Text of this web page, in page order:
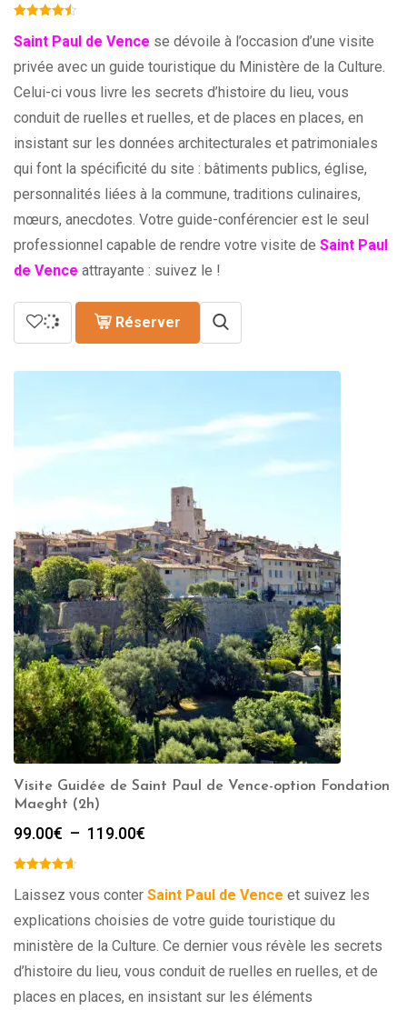
Saint Paul de Vence se dévoile à l’occasion d’une visite
privée avec un guide touristique du Ministère de la Culture.
Celui-ci vous livre les secrets d’histoire du lieu, vous
conduit de ruelles et ruelles, et de places en places, en
insistant sur les données architecturales et patrimoniales
qui font la spécificité du site : bâtiments publics, église,
personnalités liées à la commune, traditions culinaires,
mœurs, anecdotes. Votre guide-conférencier est le seul
professionnel capable de rendre votre visite de Saint Paul
de Vence attrayante : suivez le !
Réserver
Visite Guidée de Saint Paul de Vence-option Fondation
Maeght (2h)
99.00€ – 119.00€
99.00€
à
119.00€
Laissez vous conter Saint Paul de Vence et suivez les
explications choisies de votre guide touristique du
ministère de la Culture. Ce dernier vous révèle les secrets
d’histoire du lieu, vous conduit de ruelles en ruelles, et de
places en places, en insistant sur les éléments